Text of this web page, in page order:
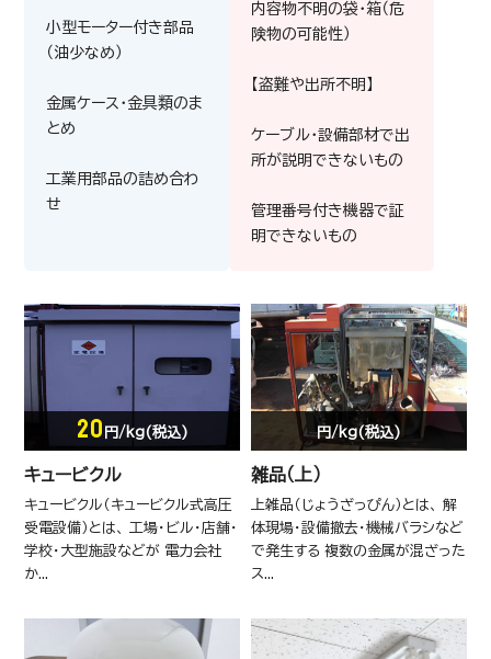
小型モーター付き部品
（油少なめ）
金属ケース・金具類のま
とめ
工業用部品の詰め合わ
せ
内容物不明の袋・箱（危
険物の可能性）
【盗難や出所不明】
ケーブル・設備部材で出
所が説明できないもの
管理番号付き機器で証
明できないもの
20 円/kg(税込)
キュービクル
キュービクル（キュービクル式高圧
受電設備）とは、 工場・ビル・店舗・
学校・大型施設などが 電力会社
か...
円/kg(税込)
雑品（上）
上雑品（じょうざっぴん）とは、 解
体現場・設備撤去・機械バラシなど
で発生する 複数の金属が混ざった
ス...